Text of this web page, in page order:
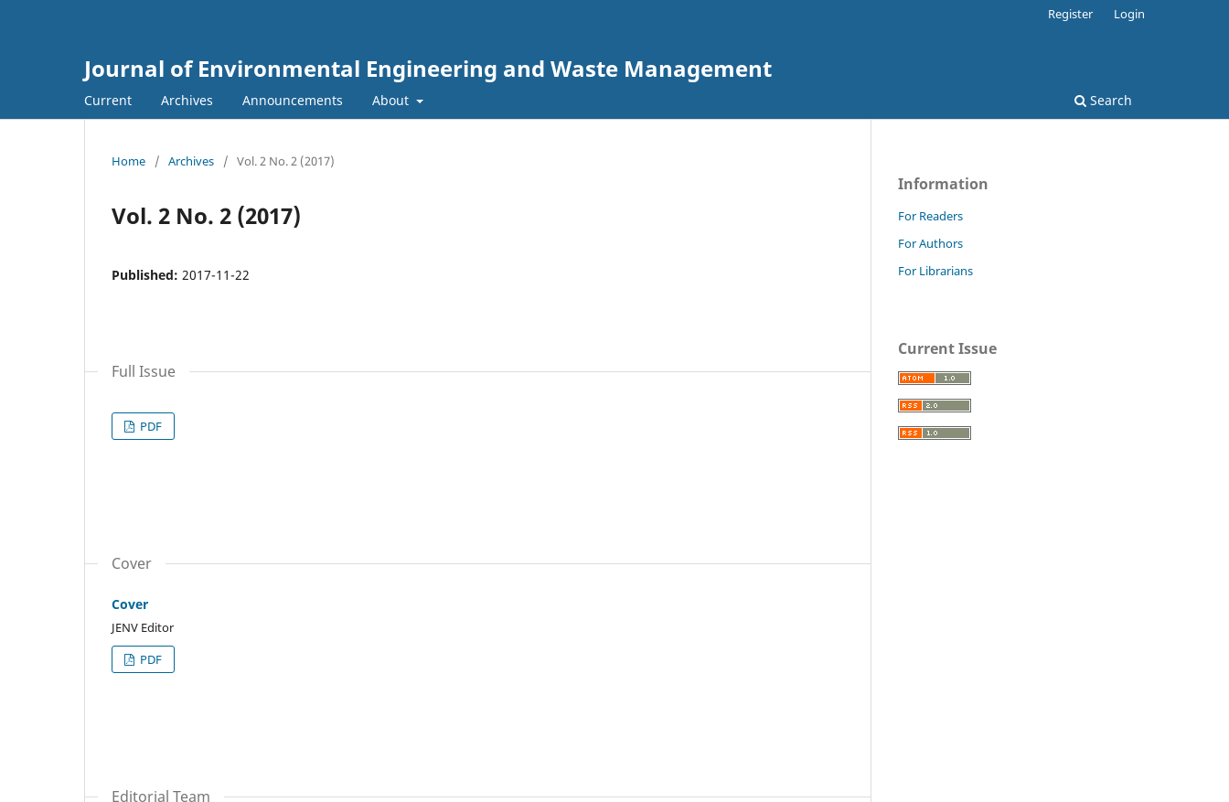
Journal of Environmental Engineering and Waste Management
Current Archives Announcements About Search
Register Login
Home / Archives / Vol. 2 No. 2 (2017)
Vol. 2 No. 2 (2017)
Published: 2017-11-22
Full Issue
PDF
Cover
Cover
JENV Editor
PDF
Editorial Team
Information
For Readers
For Authors
For Librarians
Current Issue